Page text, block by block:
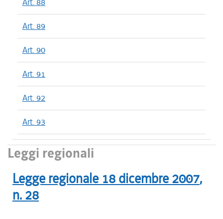
Art. 89
Art. 90
Art. 91
Art. 92
Art. 93
Leggi regionali
Legge regionale 18 dicembre 2007,
n. 28